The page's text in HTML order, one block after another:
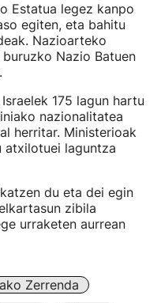
Estatua legez kanpo
egiten, eta bahitu
Nazioarteko
Nazio Batuen
175 lagun hartu
nazionalitatea
herritar. Ministerioak
atxilotuei laguntza
du eta dei egin
zibila
urraketen aurrean
Zerrenda